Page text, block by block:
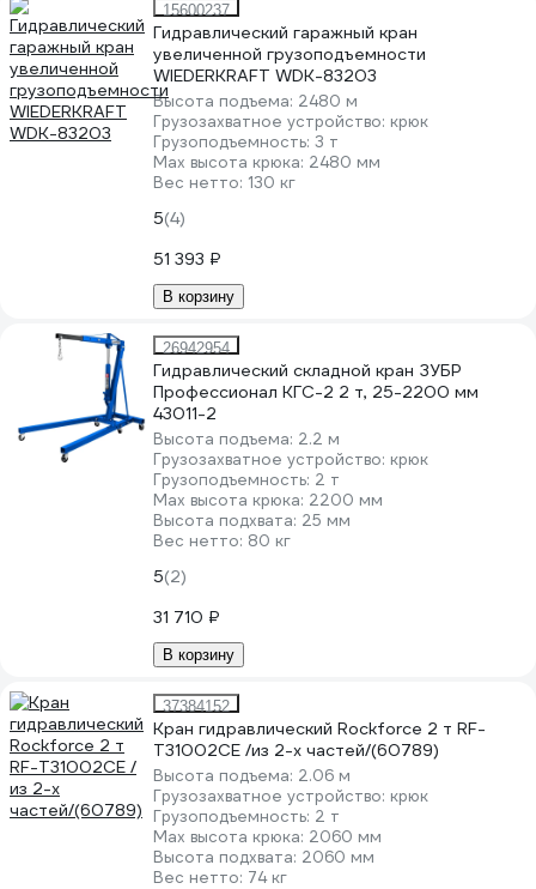
15600237
Гидравлический гаражный кран
увеличенной грузоподъемности
WIEDERKRAFT WDK-83203
Высота подъема: 2480 м
Грузозахватное устройство: крюк
Грузоподъемность: 3 т
Мах высота крюка: 2480 мм
Вес нетто: 130 кг
5(4)
51 393 ₽
В корзину
26942954
Гидравлический складной кран ЗУБР
Профессионал КГС-2 2 т, 25-2200 мм
43011-2
Высота подъема: 2.2 м
Грузозахватное устройство: крюк
Грузоподъемность: 2 т
Мах высота крюка: 2200 мм
Высота подхвата: 25 мм
Вес нетто: 80 кг
5(2)
31 710 ₽
В корзину
37384152
Кран гидравлический Rockforce 2 т RF-
T31002CE /из 2-х частей/(60789)
Высота подъема: 2.06 м
Грузозахватное устройство: крюк
Грузоподъемность: 2 т
Мах высота крюка: 2060 мм
Высота подхвата: 2060 мм
Вес нетто: 74 кг